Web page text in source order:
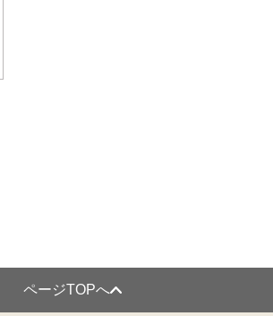
ページTOPへ